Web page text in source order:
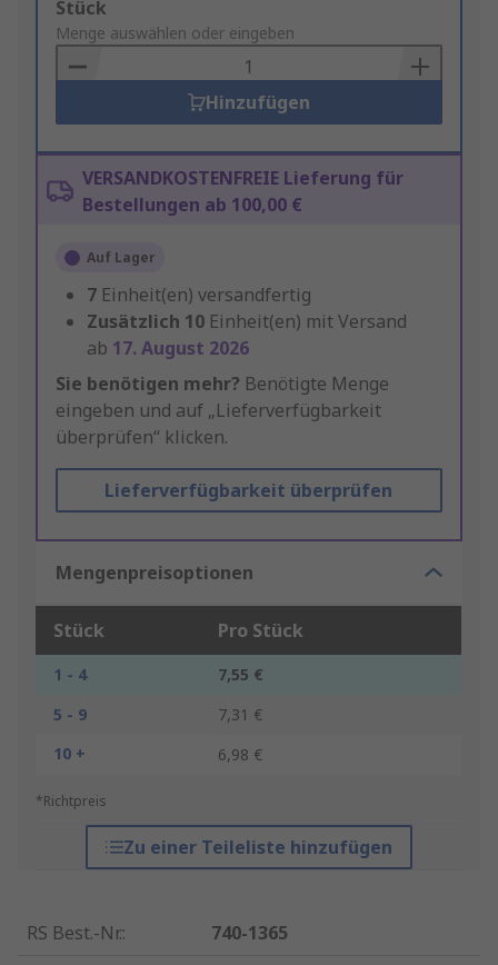
Add
to
Basket
Stück
Menge auswählen oder eingeben
Hinzufügen
VERSANDKOSTENFREIE Lieferung für
Bestellungen ab 100,00 €
Auf Lager
7 Einheit(en) versandfertig
Zusätzlich 10 Einheit(en) mit Versand
ab 17. August 2026
Sie benötigen mehr? Benötigte Menge
eingeben und auf „Lieferverfügbarkeit
überprüfen“ klicken.
Lieferverfügbarkeit überprüfen
Mengenpreisoptionen
Stück Pro Stück
1 - 4
7,55 €
5 - 9
7,31 €
10 +
6,98 €
*Richtpreis
Zu einer Teileliste hinzufügen
RS Best.-Nr.:
740-1365